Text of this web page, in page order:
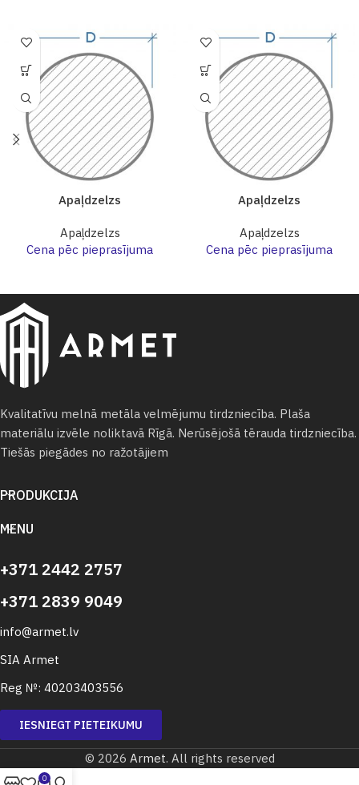
Apaļdzelzs
Apaļdzelzs
Cena pēc pieprasījuma
Apaļdzelzs
Apaļdzelzs
Cena pēc pieprasījuma
Kvalitatīvu melnā metāla velmējumu tirdzniecība. Plaša
materiālu izvēle noliktavā Rīgā. Nerūsējošā tērauda tirdzniecība.
Tiešās piegādes no ražotājiem
PRODUKCIJA
MENU
+371 2442 2757
+371 2839 9049
info@armet.lv
SIA Armet
Reg №: 40203403556
IESNIEGT PIETEIKUMU
© 2026 Armet. All rights reserved
0